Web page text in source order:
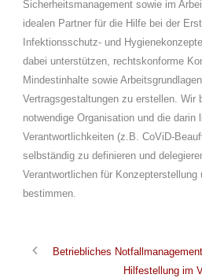
Sicherheitsmanagement sowie im
idealen Partner für die Hilfe bei der
Infektionsschutz- und
dabei unterstützen, rechtskonforme
Mindestinhalte sowie
Vertragsgestaltungen zu erstellen. Wir
notwendige Organisation und die darin
Verantwortlichkeiten (z.B. CoViD-
selbständig zu definieren und
Verantwortlichen für Konzepterstellung
bestimmen.
Betriebliches
Hilfestellung im